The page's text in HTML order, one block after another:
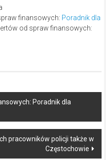
finansowych: Poradnik dla
od spraw finansowych:
Poradnik dla
pracowników policji także w
Częstochowie